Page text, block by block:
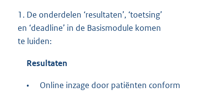
1. De onderdelen ‘resultaten’, ‘toetsing’
en ‘deadline’ in de Basismodule komen
te luiden:
Resultaten
•
Online inzage door patiënten conform